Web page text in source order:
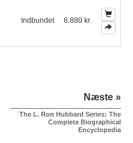
Indbundet 6.880 kr.
Næste »
The L. Ron Hubbard Series: The
Complete Biographical
Encyclopedia